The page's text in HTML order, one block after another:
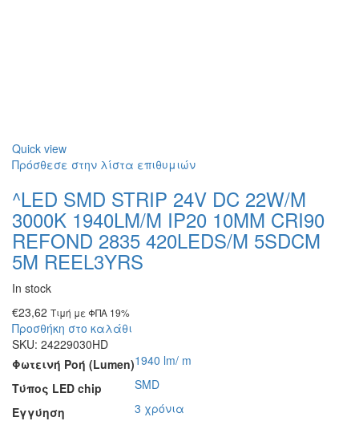
Quick view
Πρόσθεσε στην λίστα επιθυμιών
^LED SMD STRIP 24V DC 22W/M
3000K 1940LM/M IP20 10MM CRI90
REFOND 2835 420LEDS/M 5SDCM
5M REEL3YRS
In stock
€23,62 Τιμή με ΦΠΑ 19%
Προσθήκη στο καλάθι
SKU: 24229030HD
Φωτεινή Ροή (Lumen)1940 lm/ m
Τύπος LED chip
SMD
Εγγύηση
3 χρόνια